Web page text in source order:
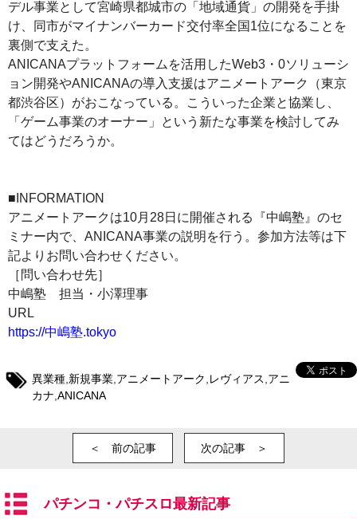
デル事業として宮崎県都城市の「地域通貨」の開発を手掛
け、同市がマイナンバーカード交付率全国1位になることを
裏側で支えた。
ANICANAプラットフォームを活用したWeb3・0ソリューシ
ョン開発やANICANAの導入支援はアニメートアーク（東京
都渋谷区）がおこなっている。こういった企業と協業し、
「ゲーム事業のオーナー」という新たな事業を検討してみ
てはどうだろうか。
■INFORMATION
アニメートアークは10月28日に開催される『中嶋塾』のセ
ミナー内で、ANICANA事業の説明を行う。参加方法等は下
記よりお問い合わせください。
［問い合わせ先］
中嶋塾 担当・小澤理事
URL
https://中嶋塾.tokyo
異業種 新規事業 アニメートアーク レヴィアス アニ
カナ ANICANA
＜ 前の記事 次の記事 ＞
パチンコ・パチスロ最新記事